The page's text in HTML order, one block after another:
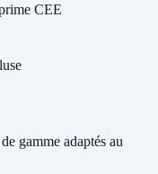
CEE
gamme adaptés au